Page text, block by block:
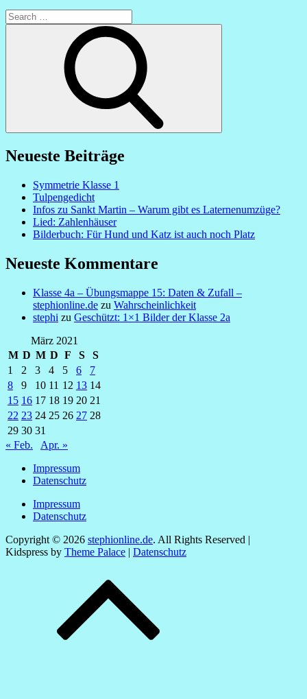
Search
for:
Neueste Beiträge
Symmetrie Klasse 1
Tulpengedicht
Infos zu Sankt Martin – Warum gibt es Laternenumzüge?
Lied: Zahlenhäuser
Bilderbuch: Für Hund und Katz ist auch noch Platz
Neueste Kommentare
Klasse 4a – Übungsmappe 15: Daten & Zufall –
stephionline.de zu Wahrscheinlichkeit
stephi zu Geschützt: 1×1 Bilder der Klasse 2a
März 2021
M D M D F S
S
1
2 3 4 5 6
7
8
9 10 11 12 13 14
15 16 17 18 19 20 21
22 23 24 25 26 27 28
29 30 31
« Feb.
Apr. »
Impressum
Datenschutz
Impressum
Datenschutz
Copyright © 2026 stephionline.de. All Rights Reserved |
Kidspress by Theme Palace | Datenschutz